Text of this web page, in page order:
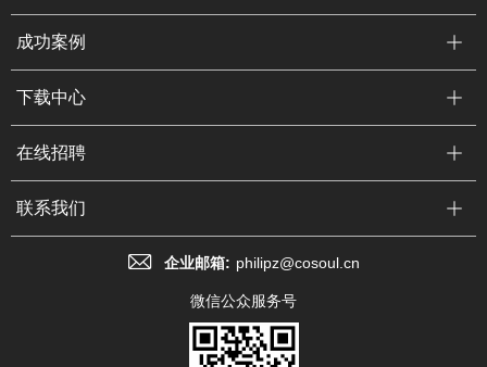
成功案例
下载中心
在线招聘
联系我们
企业邮箱: philipz@cosoul.cn
微信公众服务号